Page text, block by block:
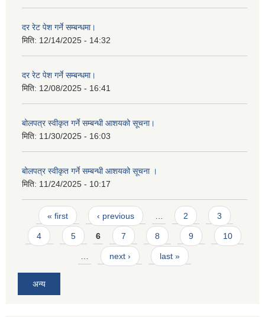
दर रेट पेश गर्ने सम्बन्धमा।
मिति: 12/14/2025 - 14:32
दर रेट पेश गर्ने सम्बन्धमा।
मिति: 12/08/2025 - 16:41
बोलपत्र स्वीकृत गर्ने सम्बन्धी आशयको सूचना।
मिति: 11/30/2025 - 16:03
बोलपत्र स्वीकृत गर्ने सम्बन्धी आशयको सूचना ।
मिति: 11/24/2025 - 10:17
Pages
« first ‹ previous … 2 3
4 5 6 7 8 9 10
… next › last »
अन्य